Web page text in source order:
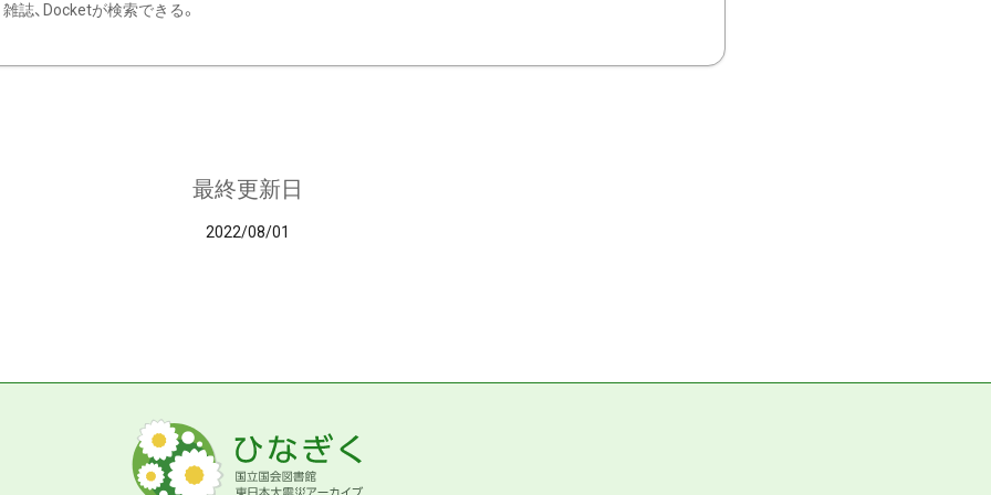
雑誌、Docketが検索できる。
最終更新日
2022/08/01